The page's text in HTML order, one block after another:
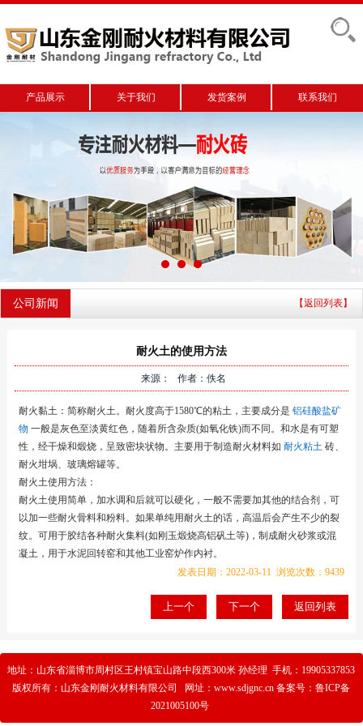
产品展示 关于我们 发货案例 联系我们
公司新闻 【返回列表】
耐火土的使用方法
来源： 作者：佚名
耐火黏土：简称耐火土。耐火度高于1580℃的粘土，主要成分是 铝硅酸盐矿
物 一般是灰色至淡黄红色，随着所含杂质(如氧化铁)而不同。和水是有可塑
性，经干燥和煅烧，呈致密块状物。主要用于制造耐火材料如 耐火粘土 砖、
耐火坩埚、玻璃熔罐等。
耐火土使用方法：
耐火土使用简单，加水调和后就可以硬化，一般不需要加其他的结合剂，可
以加一些耐火骨料和粉料。如果单纯用耐火土的话，高温后会产生不少的裂
纹。可用于胶结各种耐火集料(如刚玉煅烧高铝矾土等)，制成耐火砂浆或混
凝土，用于水泥回转窑和其他工业窑炉作内衬。
发表日期：2022-03-11 浏览次数：9439
上一个 下一个 返回列表
地址：山东省淄博市周村区王村镇宝山路中段西300米 孙经理 手机：19905337853
版权所有：山东金刚耐火材料有限公司 网址：www.sdjgnc.cn 备案号：鲁ICP备
2021005100号